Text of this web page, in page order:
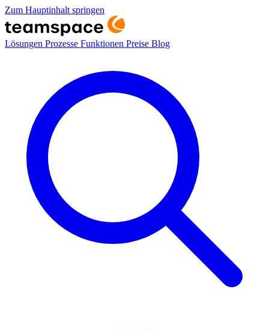
Zum Hauptinhalt springen
Lösungen Prozesse Funktionen Preise Blog